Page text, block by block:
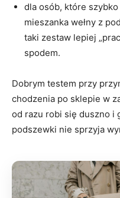
dla osób, które szybko
mieszanka wełny z
taki zestaw lepiej
spodem.
Dobrym testem przy
chodzenia po sklepie w
od razu robi się duszno i
podszewki nie sprzyja